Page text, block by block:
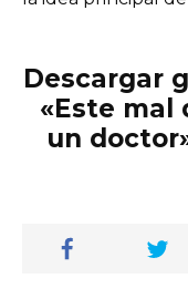
Descargar
«Este mal
un